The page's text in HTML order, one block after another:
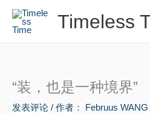
Timeless
“装，也是一种境界”
发表评论 / 作者： Februus WANG